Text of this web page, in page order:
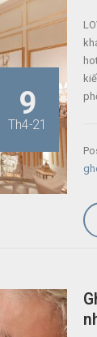
9
Th4-21